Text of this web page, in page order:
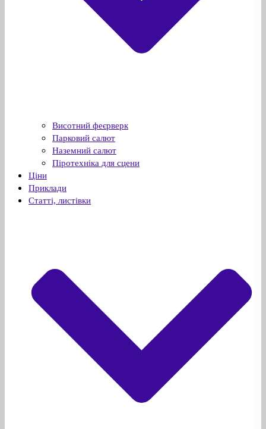
Висотний феєрверк
Парковий салют
Наземний салют
Піротехніка для сцени
Ціни
Приклади
Статті, листівки